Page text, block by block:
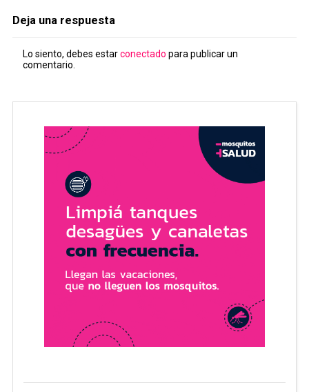
Deja una respuesta
Lo siento, debes estarconectado para publicar un
comentario.